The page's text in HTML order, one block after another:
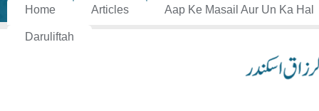
Home Articles Aap Ke Masail Aur Un Ka Hal
Daruliftah